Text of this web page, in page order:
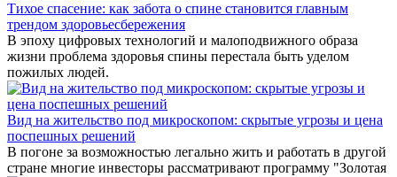
Тихое спасение: как забота о спине становится главным
трендом здоровьесбережения
В эпоху цифровых технологий и малоподвижного образа
жизни проблема здоровья спины перестала быть уделом
пожилых людей.
Вид на жительство под микроскопом: скрытые угрозы и цена
поспешных решений
В погоне за возможностью легально жить и работать в другой
стране многие инвесторы рассматривают программу "Золотая